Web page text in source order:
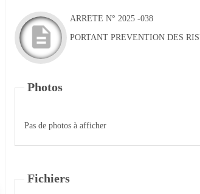
ARRETE N° 2025 -038
PORTANT PREVENTION DES
Photos
Pas de photos à afficher
Fichiers